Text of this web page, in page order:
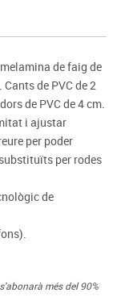
de faig de
de PVC de 2
de PVC de 4 cm.
i ajustar
per poder
per rodes
de
més del 90%